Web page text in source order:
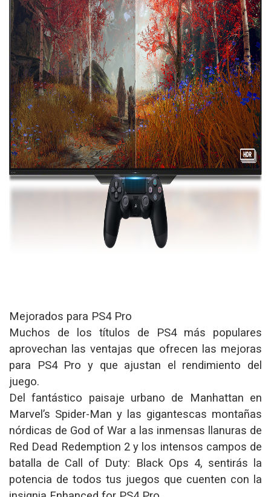
Mejorados para PS4 Pro
Muchos de los títulos de PS4 más populares
aprovechan las ventajas que ofrecen las mejoras
para PS4 Pro y que ajustan el rendimiento del
juego.
Del fantástico paisaje urbano de Manhattan en
Marvel’s Spider-Man y las gigantescas montañas
nórdicas de God of War a las inmensas llanuras de
Red Dead Redemption 2 y los intensos campos de
batalla de Call of Duty: Black Ops 4, sentirás la
potencia de todos tus juegos que cuenten con la